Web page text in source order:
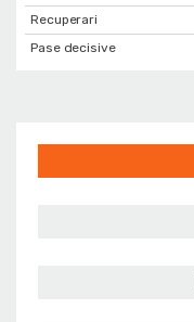
Recuperari
Pase decisive